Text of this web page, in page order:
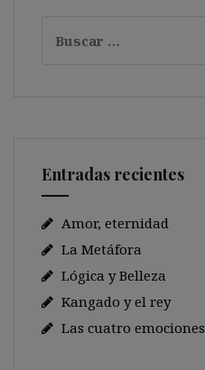
Entradas recientes
Amor, eternidad
La Metáfora
Lógica y Belleza
Kangado y el rey
Las cuatro emociones